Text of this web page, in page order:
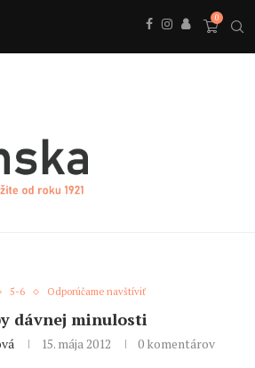
0
5-6 Odporúčame navštíviť
dávnej minulosti
15. mája 2012 0 komentárov